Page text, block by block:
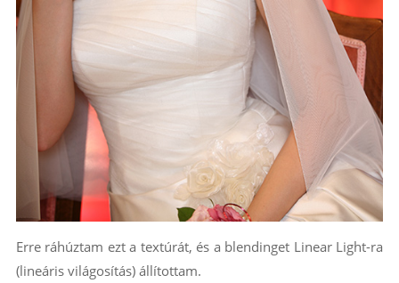
Erre ráhúztam ezt a textúrát, és a blendinget Linear Light-ra
(lineáris világosítás) állítottam.